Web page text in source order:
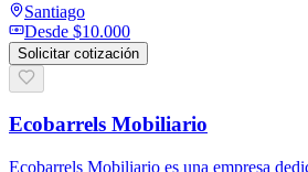
Santiago
Desde $10.000
Solicitar cotización
Ecobarrels Mobiliario
Ecobarrels Mobiliario es una empresa